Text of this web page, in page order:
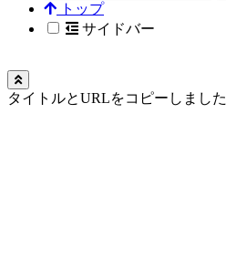
トップ
サイドバー
タイトルとURLをコピーしました